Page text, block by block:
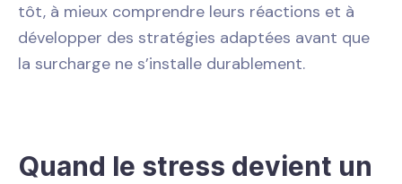
tôt, à mieux comprendre leurs réactions et à
développer des stratégies adaptées avant que
la surcharge ne s’installe durablement.
Quand le stress devient un